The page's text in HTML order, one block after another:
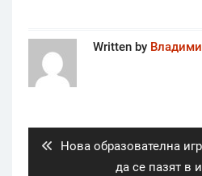
Written by
Previous
Нова образователна
да се пазят в